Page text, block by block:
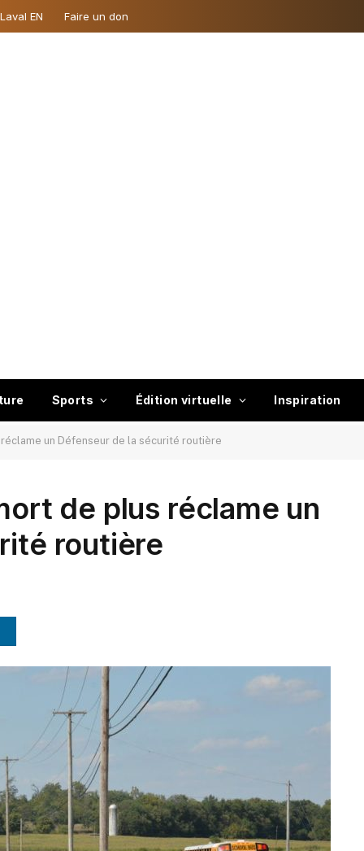
EN Faire un don
Sports Édition virtuelle Inspiration
un Défenseur de la sécurité routière
de plus réclame un
routière